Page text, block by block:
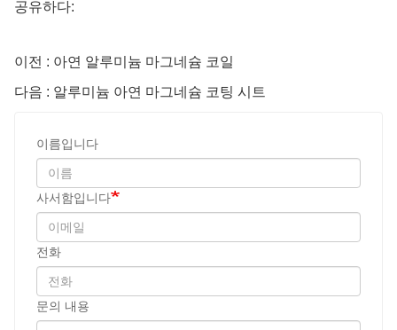
공유하다:
이전 : 아연 알루미늄 마그네슘 코일
다음 : 알루미늄 아연 마그네슘 코팅 시트
이름입니다
사서함입니다
전화
문의 내용